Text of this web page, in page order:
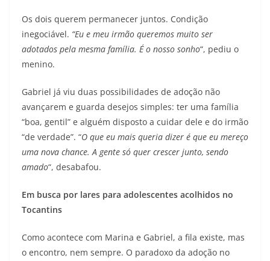
Os dois querem permanecer juntos. Condição
inegociável. “Eu e meu irmão queremos muito ser
adotados pela mesma família. É o nosso sonho“, pediu o
menino.
Gabriel já viu duas possibilidades de adoção não
avançarem e guarda desejos simples: ter uma família
“boa, gentil” e alguém disposto a cuidar dele e do irmão
“de verdade”. “O que eu mais queria dizer é que eu mereço
uma nova chance. A gente só quer crescer junto, sendo
amado“, desabafou.
Em busca por lares para adolescentes acolhidos no
Tocantins
Como acontece com Marina e Gabriel, a fila existe, mas
o encontro, nem sempre. O paradoxo da adoção no